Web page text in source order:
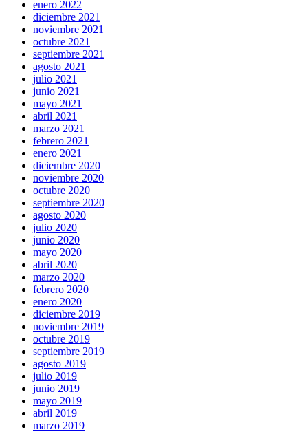
enero 2022
diciembre 2021
noviembre 2021
octubre 2021
septiembre 2021
agosto 2021
julio 2021
junio 2021
mayo 2021
abril 2021
marzo 2021
febrero 2021
enero 2021
diciembre 2020
noviembre 2020
octubre 2020
septiembre 2020
agosto 2020
julio 2020
junio 2020
mayo 2020
abril 2020
marzo 2020
febrero 2020
enero 2020
diciembre 2019
noviembre 2019
octubre 2019
septiembre 2019
agosto 2019
julio 2019
junio 2019
mayo 2019
abril 2019
marzo 2019